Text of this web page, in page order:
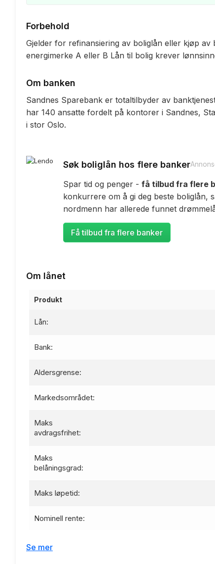
Forbehold
Gjelder for refinansiering av boliglån eller kjøp
energimerke A eller B Lån til bolig krever
Om banken
Sandnes Sparebank er totaltilbyder av
har 140 ansatte fordelt på kontorer i Sandnes,
i stor Oslo.
Søk boliglån hos flere banker
Spar tid og penger -få tilbud fra flere
konkurrere om å gi deg beste boliglån,
nordmenn har allerede funnet
Få tilbud fra flere banker
Om lånet
Produkt
Lån:
Bank:
Aldersgrense:
Markedsområdet:
Maks
avdragsfrihet:
Maks
belåningsgrad:
Maks løpetid:
Nominell rente:
Se mer